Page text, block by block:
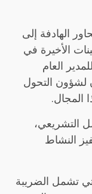
الهادفة إلى
الأخيرة في
العام
لشؤون التحول
المجال.
التشريعي،
النشاط
تشمل الضريبة